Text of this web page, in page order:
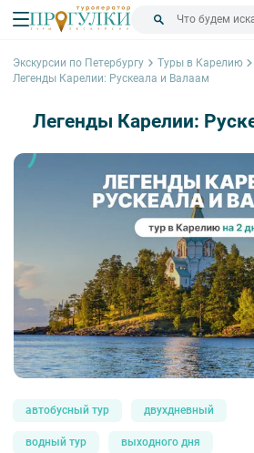
Экскурсии по Петербургу
Туры в Карелию
Легенды Карелии: Рускеала и Валаам
Легенды Карелии:
автобусный тур двухдневный
водный тур выходного дня